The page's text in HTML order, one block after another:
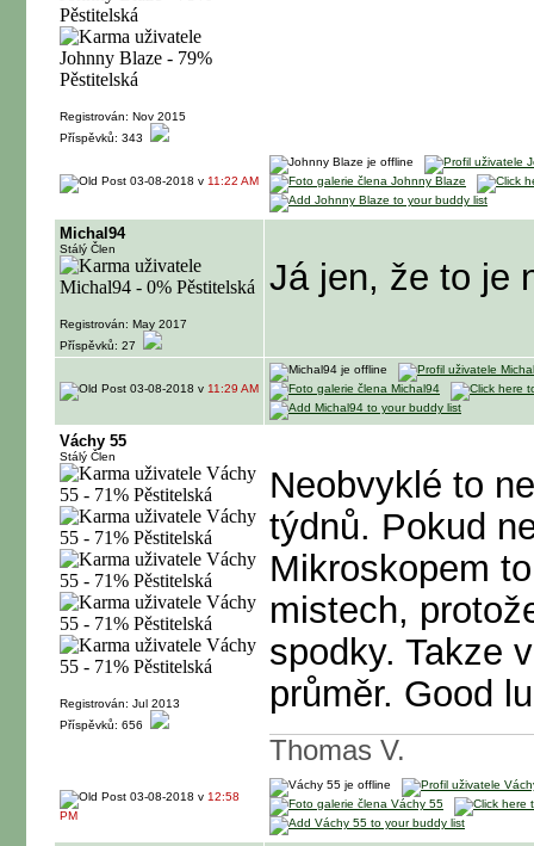
Registrován: Nov 2015
Příspěvků: 343
03-08-2018 v 11:22 AM
Michal94
Stálý Člen
Registrován: May 2017
Příspěvků: 27
Já jen, že to je
03-08-2018 v 11:29 AM
Váchy 55
Stálý Člen
Registrován: Jul 2013
Příspěvků: 656
Neobvyklé to
týdnů. Pokud
Mikroskopem
mistech,
spodky. Takze
průměr. Good
Thomas V.
03-08-2018 v 12:58
PM